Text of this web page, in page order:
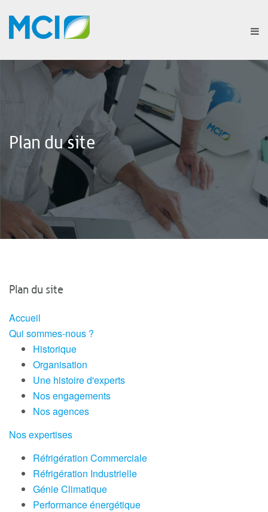
Plan du site
Plan du site
Accueil
Qui sommes-nous ?
Historique
Organisation
Une histoire d'experts
Nos engagements
Nos agences
Nos expertises
Réfrigération Commerciale
Réfrigération Industrielle
Génie Climatique
Performance énergétique